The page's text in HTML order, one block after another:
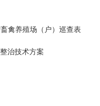
禽养殖场（户）巡查表
治技术方案